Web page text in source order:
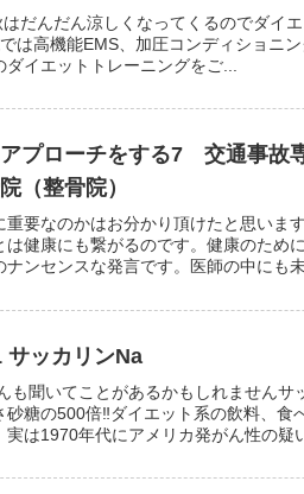
だんだん涼しくなってくるのでダイ
は高機能EMS、加圧コンディショニ
イエットトレーニングをご...
プローチをする7 交通事故
（整骨院）
重要なのかはお分かり頂けたと思いま
健康にも繋がるのです。健康のため
ナンセンスな発言です。医師の中にも
サッカリンNa
も聞いてことがあるかもしれませんサ
砂糖の500倍‼ダイエット系の飲料、食
は1970年代にアメリカ発がん性の疑